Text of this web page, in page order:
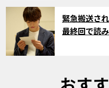
緊急搬送さ
最終回で読